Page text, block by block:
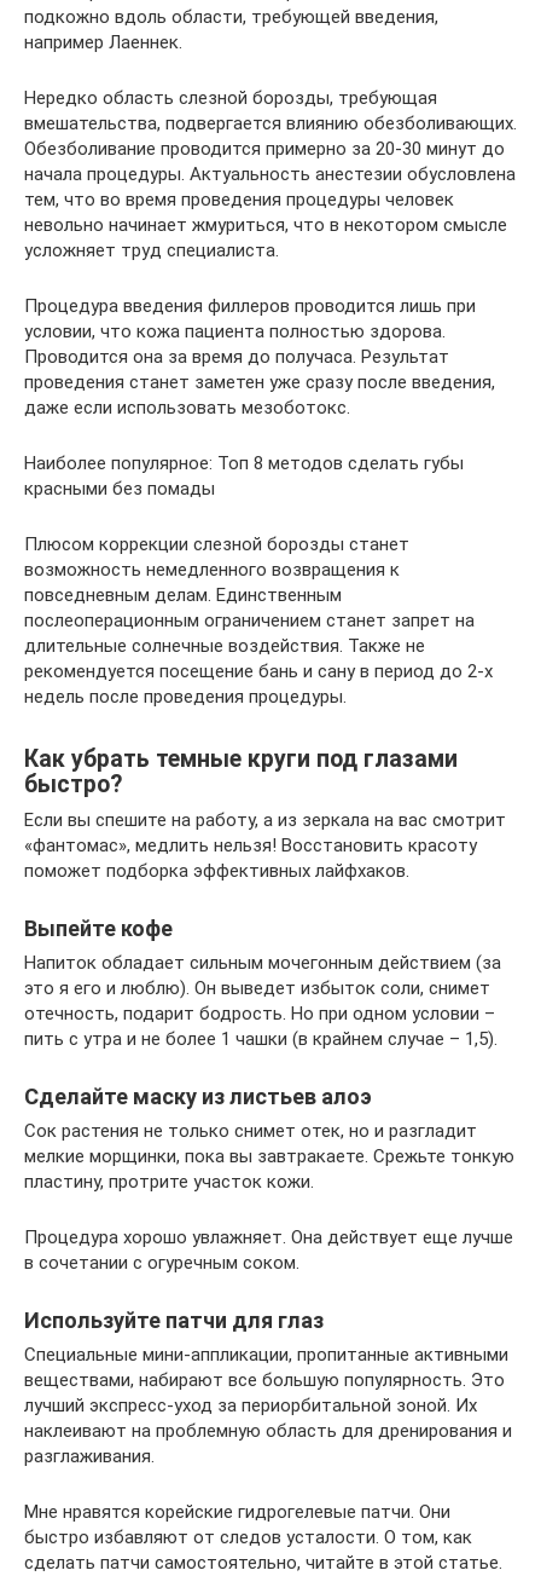
подкожно вдоль области, требующей введения,
например Лаеннек.
Нередко область слезной борозды, требующая
вмешательства, подвергается влиянию обезболивающих.
Обезболивание проводится примерно за 20-30 минут до
начала процедуры. Актуальность анестезии обусловлена
тем, что во время проведения процедуры человек
невольно начинает жмуриться, что в некотором смысле
усложняет труд специалиста.
Процедура введения филлеров проводится лишь при
условии, что кожа пациента полностью здорова.
Проводится она за время до получаса. Результат
проведения станет заметен уже сразу после введения,
даже если использовать мезоботокс.
Наиболее популярное: Топ 8 методов сделать губы
красными без помады
Плюсом коррекции слезной борозды станет
возможность немедленного возвращения к
повседневным делам. Единственным
послеоперационным ограничением станет запрет на
длительные солнечные воздействия. Также не
рекомендуется посещение бань и сану в период до 2-х
недель после проведения процедуры.
Как убрать темные круги под глазами
быстро?
Если вы спешите на работу, а из зеркала на вас смотрит
«фантомас», медлить нельзя! Восстановить красоту
поможет подборка эффективных лайфхаков.
Выпейте кофе
Напиток обладает сильным мочегонным действием (за
это я его и люблю). Он выведет избыток соли, снимет
отечность, подарит бодрость. Но при одном условии –
пить с утра и не более 1 чашки (в крайнем случае – 1,5).
Сделайте маску из листьев алоэ
Сок растения не только снимет отек, но и разгладит
мелкие морщинки, пока вы завтракаете. Срежьте тонкую
пластину, протрите участок кожи.
Процедура хорошо увлажняет. Она действует еще лучше
в сочетании с огуречным соком.
Используйте патчи для глаз
Специальные мини-аппликации, пропитанные активными
веществами, набирают все большую популярность. Это
лучший экспресс-уход за периорбитальной зоной. Их
наклеивают на проблемную область для дренирования и
разглаживания.
Мне нравятся корейские гидрогелевые патчи. Они
быстро избавляют от следов усталости. О том, как
сделать патчи самостоятельно, читайте в этой статье.